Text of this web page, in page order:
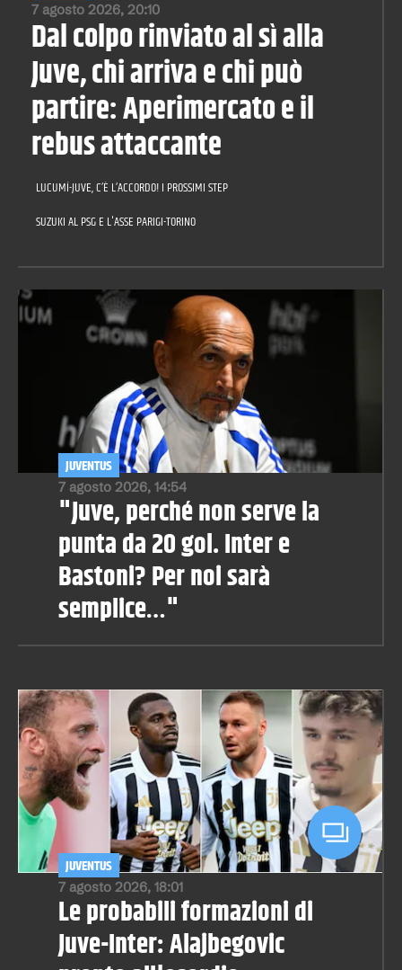
7 agosto 2026, 20:10
Dal colpo rinviato al sì alla
Juve, chi arriva e chi può
partire: Aperimercato e il
rebus attaccante
LUCUMÍ-JUVE, C’È L’ACCORDO! I PROSSIMI STEP
SUZUKI AL PSG E L'ASSE PARIGI-TORINO
7 agosto 2026, 14:54
JUVENTUS
"Juve, perché non serve la
punta da 20 gol. Inter e
Bastoni? Per noi sarà
semplice…"
7 agosto 2026, 18:01
JUVENTUS
Le probabili formazioni di
Juve-Inter: Alajbegovic